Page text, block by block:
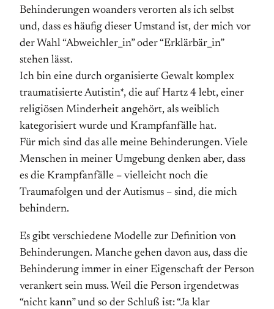
Behinderungen woanders verorten als ich selbst
und, dass es häufig dieser Umstand ist, der mich vor
der Wahl “Abweichler_in” oder “Erklärbär_in”
stehen lässt.
Ich bin eine durch organisierte Gewalt komplex
traumatisierte Autistin*, die auf Hartz 4 lebt, einer
religiösen Minderheit angehört, als weiblich
kategorisiert wurde und Krampfanfälle hat.
Für mich sind das alle meine Behinderungen. Viele
Menschen in meiner Umgebung denken aber, dass
es die Krampfanfälle – vielleicht noch die
Traumafolgen und der Autismus – sind, die mich
behindern.
Es gibt verschiedene Modelle zur Definition von
Behinderungen. Manche gehen davon aus, dass die
Behinderung immer in einer Eigenschaft der Person
verankert sein muss. Weil die Person irgendetwas
“nicht kann” und so der Schluß ist: “Ja klar